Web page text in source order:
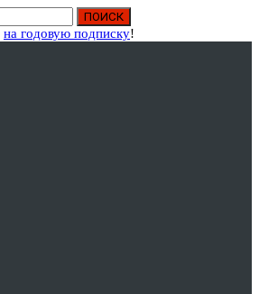
на годовую подписку!